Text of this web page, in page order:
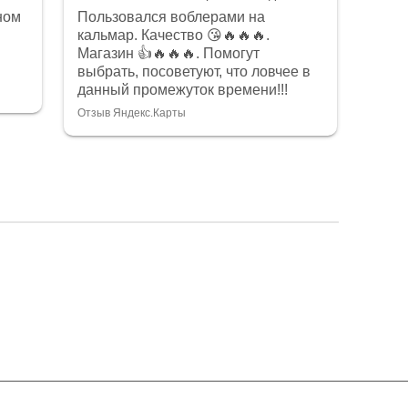
в
Ничего не купили. Товар
качественный, но цены конские. Я
так понял, больше работают на
интернет торговлю. Очень
гламурное заведение)
Отзыв Яндекс.Карты